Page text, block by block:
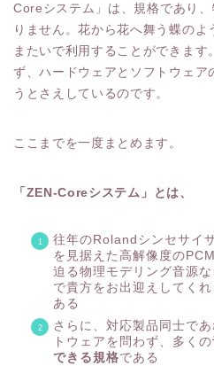
Coreシステム」は、規格であり
りません。花から花へ舞う蝶の
またいで利用することができます
ず、ハードウェアとソフトウェア
うとさえしているのです。
ここまでを一度まとめます。
「ZEN-Coreシステム」とは、
往年のRolandシンセサイ
を見据えた高解像度の
迫る物理モデリング音源
で貴方をお出迎えしてくれ
ある
さらに、対応製品同士で
トウェアを問わず、多くの
できる規格である